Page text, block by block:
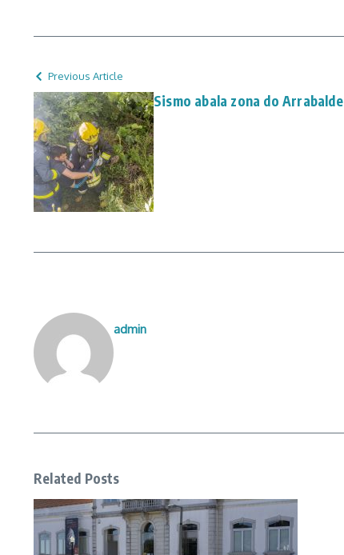
Previous Article
Sismo abala zona do Arrabalde
admin
Related Posts